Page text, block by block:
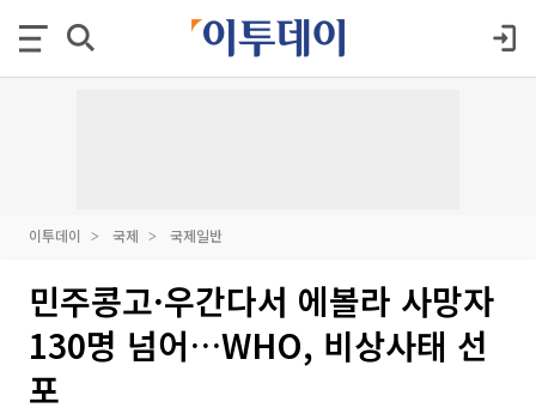
이투데이 국제 국제일반
민주콩고·우간다서 에볼라 사망자
130명 넘어…WHO, 비상사태 선
포